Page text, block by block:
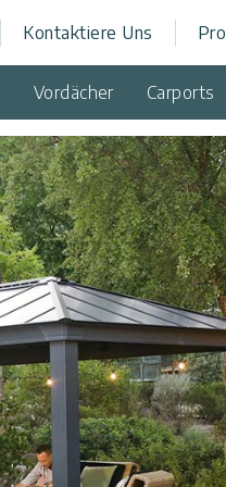
Kontaktiere Uns
Vordächer Carports